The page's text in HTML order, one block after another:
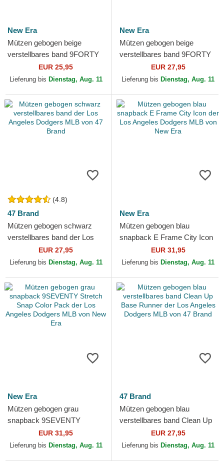
New Era
Mützen gebogen beige
verstellbares band 9FORTY
Colour Block der Los Angeles
Dodgers MLB von New Era
EUR 25,95
Lieferung bis Dienstag, Aug. 11
New Era
Mützen gebogen beige
verstellbares band 9FORTY
Food Icon der Los Angeles
Dodgers MLB von New Era
EUR 27,95
Lieferung bis Dienstag, Aug. 11
(4.8)
47 Brand
Mützen gebogen schwarz
verstellbares band der Los
Angeles Dodgers MLB von
47 Brand
EUR 27,95
Lieferung bis Dienstag, Aug. 11
New Era
Mützen gebogen blau
snapback E Frame City Icon
der Los Angeles Dodgers
MLB von New Era
EUR 31,95
Lieferung bis Dienstag, Aug. 11
New Era
Mützen gebogen grau
snapback 9SEVENTY
Stretch Snap Color Pack der
Los Angeles Dodgers MLB
EUR 31,95
Lieferung bis Dienstag, Aug. 11
47 Brand
Mützen gebogen blau
verstellbares band Clean Up
Base Runner der Los
Angeles Dodgers MLB von
EUR 27,95
Lieferung bis Dienstag, Aug. 11